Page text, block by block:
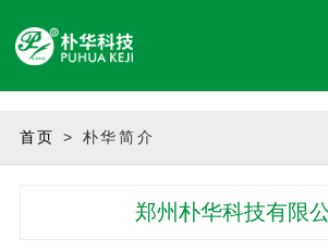
首页 > 朴华简介
郑州朴华科技有限